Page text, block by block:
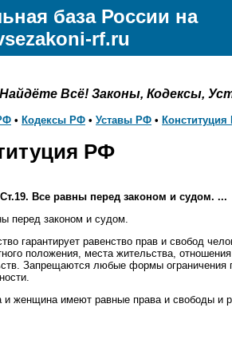
база России на
rf.ru
Всё! Законы, Кодексы,
• Кодексы РФ • Уставы РФ •
РФ
Ст.19. Все равны перед законом и судом. ...
перед законом и судом.
гарантирует равенство прав и свобод
положения, места жительства,
Запрещаются любые формы ограничения
женщина имеют равные права и свободы и